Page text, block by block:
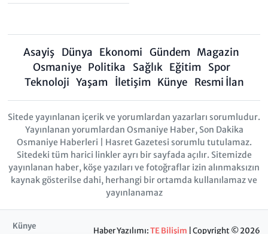
Asayiş Dünya Ekonomi Gündem Magazin
Osmaniye Politika Sağlık Eğitim
Spor
Teknoloji Yaşam İletişim Künye Resmi İlan
Sitede yayınlanan içerik ve yorumlardan yazarları sorumludur.
Yayınlanan yorumlardan Osmaniye Haber, Son Dakika
Osmaniye Haberleri | Hasret Gazetesi sorumlu tutulamaz.
Sitedeki tüm harici linkler ayrı bir sayfada açılır. Sitemizde
yayınlanan haber, köşe yazıları ve fotoğraflar izin alınmaksızın
kaynak gösterilse dahi, herhangi bir ortamda kullanılamaz ve
yayınlanamaz
Künye Haber Yazılımı:TE Bilişim | Copyright © 2026